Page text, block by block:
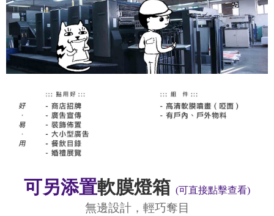
可另添置軟膜燈箱 (可直接點擊查看)
無邊設計，輕巧奪目